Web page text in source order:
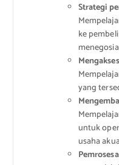
Strategi
ke
yang
untuk
usaha